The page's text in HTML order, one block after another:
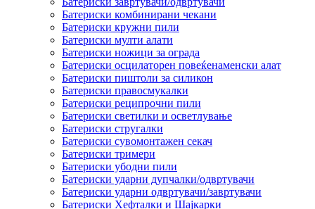
Батериски комбинирани чекани
Батериски кружни пили
Батериски мулти алати
Батериски ножици за ограда
Батериски осцилаторен повеќенаменски алат
Батериски пиштоли за силикон
Батериски правосмукалки
Батериски реципрочни пили
Батериски светилки и осветлување
Батериски стругалки
Батериски сувомонтажен секач
Батериски тримери
Батериски убодни пили
Батериски ударни дупчалки/одвртувачи
Батериски ударни одвртувачи/завртувачи
Батериски Хефталки и Шајкарки